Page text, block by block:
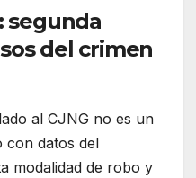
segunda
del crimen
al CJNG no es un
con datos del
modalidad de robo y